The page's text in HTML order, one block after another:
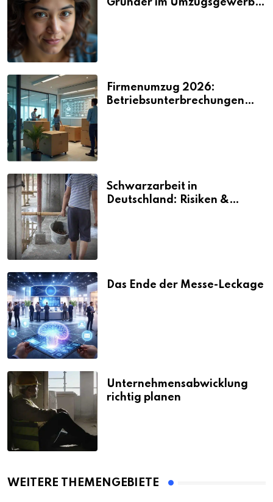
Gründer im Umzugsgewerbe
Firmenumzug 2026:
Betriebsunterbrechungen
Schwarzarbeit in
Deutschland: Risiken &
Das Ende der Messe-Leckage
Unternehmensabwicklung
richtig planen
WEITERE THEMENGEBIETE